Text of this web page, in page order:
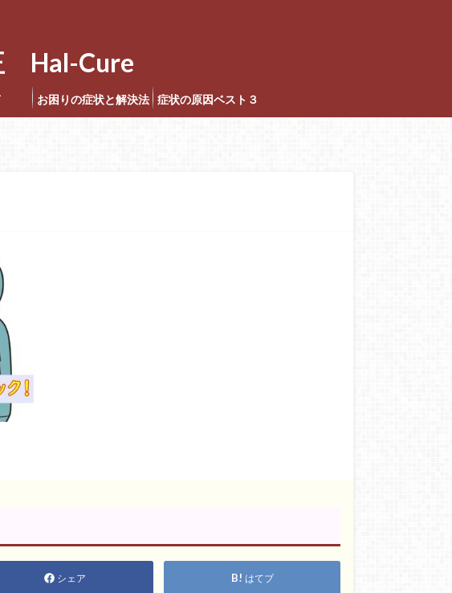
Hal-Cure
お困りの症状と解決法 症状の原因ベスト３
シェア はてブ